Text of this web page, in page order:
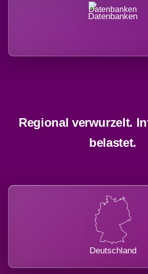
Datenbanken
Regional verwurzelt.
belastet.
Deutschland